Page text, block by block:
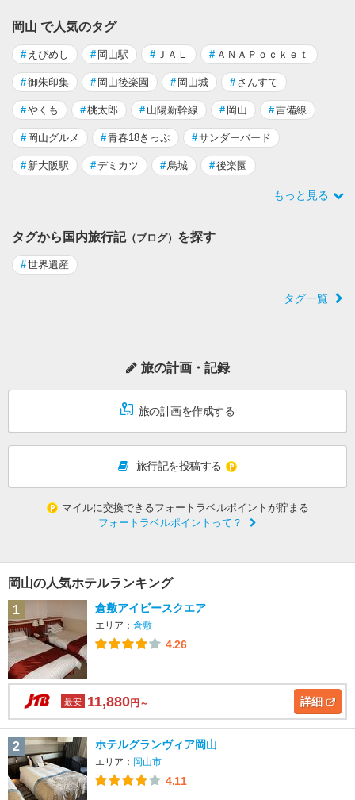
岡山 で人気のタグ
# えびめし # 岡山駅 # ＪＡＬ # ＡＮＡＰｏｃｋｅｔ
#御朱印集 # 岡山後楽園 # 岡山城 # さんすて
#やくも #桃太郎 # 山陽新幹線 # 岡山 #吉備線
# 岡山グルメ #青春18きっぷ #サンダーバード
# 新大阪駅 #デミカツ # 烏城 #後楽園
もっと見る
タグから国内旅行記（ブログ） を探す
#世界遺産
タグ一覧
旅の計画・記録
旅の計画を作成する
旅行記を投稿する
マイルに交換できるフォートラベルポイントが貯まる
フォートラベルポイントって？
岡山の人気ホテルランキング
1
倉敷アイビースクエア
エリア： 倉敷
4.26
最安 11,880円～ 詳細
2 ホテルグランヴィア岡山
エリア： 岡山市
4.11